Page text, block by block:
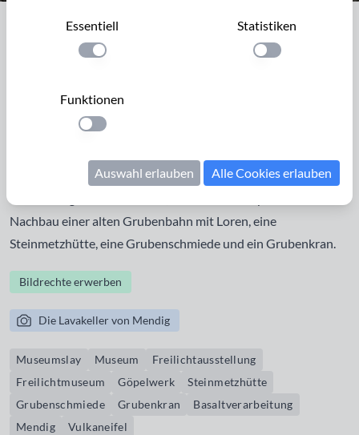
Göpelwerk, Museumslay, Menndig
zugängliche Freilichtausstellung mit verschiedenen
Zeugnissen aus der Zeit der Basaltgewinnung und -
Göpelwerks, mit dem die Basaltsteine aus den Felsenkellern
Nachbau einer alten Grubenbahn mit Loren, eine
Steinmetzhütte, eine Grubenschmiede und ein Grubenkran.
Bildrechte erwerben
Die Lavakeller von Mendig
Museumslay Museum
Freilichtausstellung
Freilichtmuseum
Göpelwerk
Steinmetzhütte
Grubenschmiede
Grubenkran
Basaltverarbeitung
Mendig
Vulkaneifel
Essentiell
Einstellung anwenden
Statistiken
Einstellung
Funktionen
Einstellung anwenden
Auswahl erlauben Alle Cookies erlauben